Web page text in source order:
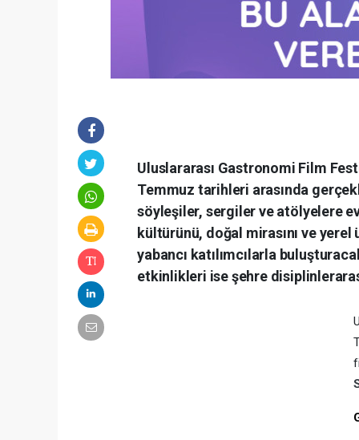
Uluslararası Gastronomi Film
Temmuz tarihleri arasında
söyleşiler, sergiler ve atölyelere
kültürünü, doğal mirasını ve
yabancı katılımcılarla
etkinlikleri ise şehre